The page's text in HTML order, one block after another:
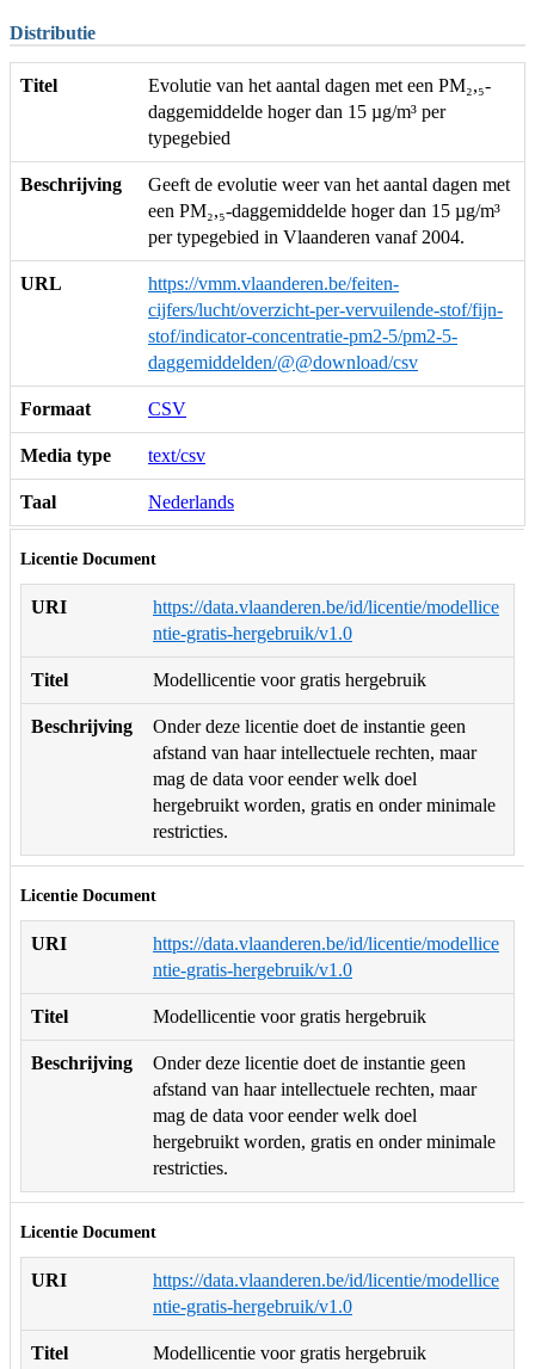
Distributie
Titel
Evolutie van het aantal dagen met een PM₂,₅-
daggemiddelde hoger dan 15 µg/m³ per
typegebied
Beschrijving
Geeft de evolutie weer van het aantal dagen met
een PM₂,₅-daggemiddelde hoger dan 15 µg/m³
per typegebied in Vlaanderen vanaf 2004.
URL
https://vmm.vlaanderen.be/feiten-
cijfers/lucht/overzicht-per-vervuilende-stof/fijn-
stof/indicator-concentratie-pm2-5/pm2-5-
daggemiddelden/@@download/csv
Formaat CSV
Media type text/csv
Taal Nederlands
Licentie Document
URI
https://data.vlaanderen.be/id/licentie/modellice
ntie-gratis-hergebruik/v1.0
Titel Modellicentie voor gratis hergebruik
Beschrijving
Onder deze licentie doet de instantie geen
afstand van haar intellectuele rechten, maar
mag de data voor eender welk doel
hergebruikt worden, gratis en onder minimale
restricties.
Licentie Document
URI
https://data.vlaanderen.be/id/licentie/modellice
ntie-gratis-hergebruik/v1.0
Titel Modellicentie voor gratis hergebruik
Beschrijving
Onder deze licentie doet de instantie geen
afstand van haar intellectuele rechten, maar
mag de data voor eender welk doel
hergebruikt worden, gratis en onder minimale
restricties.
Licentie Document
URI
https://data.vlaanderen.be/id/licentie/modellice
ntie-gratis-hergebruik/v1.0
Titel Modellicentie voor gratis hergebruik